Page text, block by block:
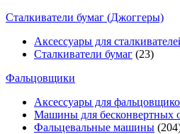
Сталкиватели бумаг (Джоггеры)
Аксессуары для
Сталкиватели бумаг (23)
Фальцовщики
Аксессуары для
Машины для бесконвертных
Фальцевальные машины